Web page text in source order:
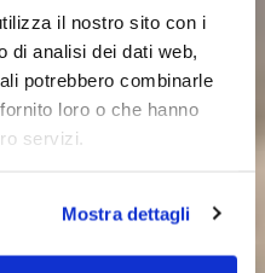
il nostro sito con i
di analisi dei dati web,
potrebbero combinarle
loro o che hanno
servizi.
Mostra dettagli